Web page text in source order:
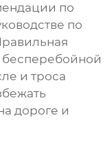
по
по
бесперебойной
и троса
дороге и